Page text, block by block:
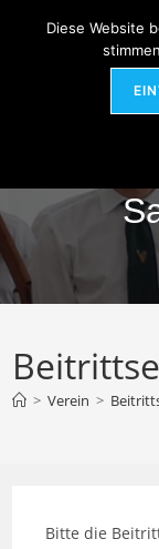
> Verein >
Bitte die
Diese Website